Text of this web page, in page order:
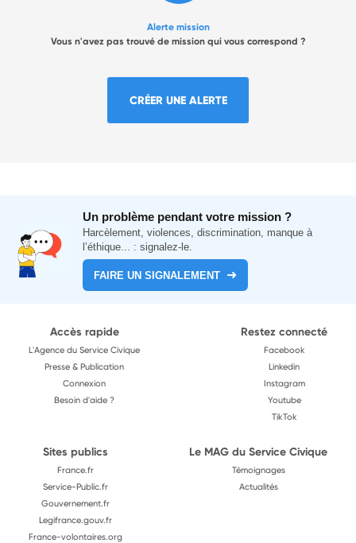
Alerte mission
Vous n'avez pas trouvé de mission qui vous correspond ?
CRÉER UNE ALERTE
Un problème pendant votre mission ?
Harcèlement, violences, discrimination, manque à
l’éthique... : signalez-le.
FAIRE UN SIGNALEMENT
Accès rapide
L'Agence du Service Civique
Presse & Publication
Connexion
Besoin d'aide ?
Restez connecté
Facebook
Linkedin
Instagram
Youtube
TikTok
Sites publics
France.fr
Service-Public.fr
Gouvernement.fr
Legifrance.gouv.fr
France-volontaires.org
Le MAG du Service Civique
Témoignages
Actualités